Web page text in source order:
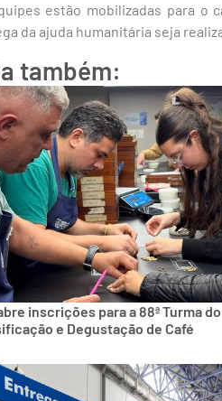
estão mobilizadas para o
da ajuda humanitária seja
também:
inscrições para a 88ª Turma
e Degustação de Café